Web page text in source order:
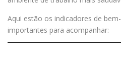
Aqui estão os indicadores de
importantes para acompanhar: